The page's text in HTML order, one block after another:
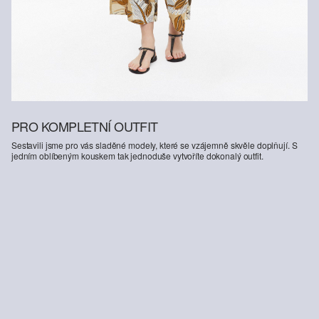
PRO KOMPLETNÍ OUTFIT
Sestavili jsme pro vás sladěné modely, které se vzájemně skvěle doplňují. S
jedním oblíbeným kouskem tak jednoduše vytvoříte dokonalý outfit.